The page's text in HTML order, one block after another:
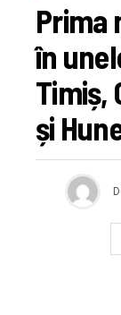
Prima
în
Timiș,
și